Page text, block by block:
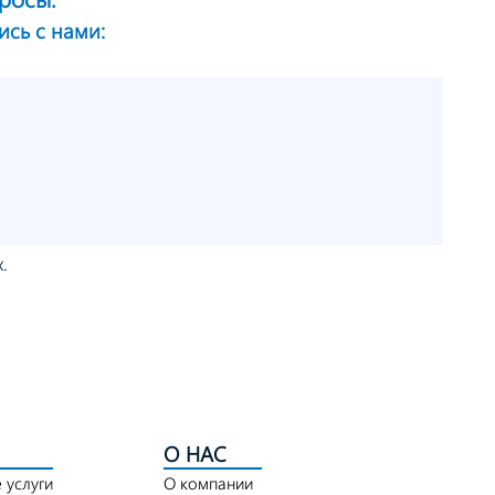
с нами:
О НАС
О компании